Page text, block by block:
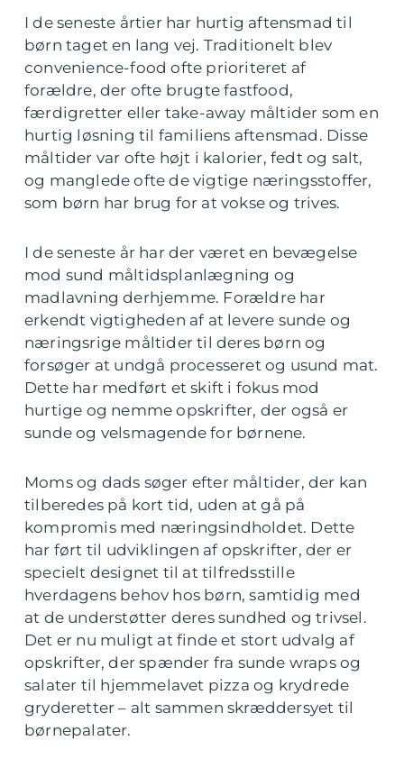
I de seneste årtier har hurtig aftensmad til
børn taget en lang vej. Traditionelt blev
convenience-food ofte prioriteret af
forældre, der ofte brugte fastfood,
færdigretter eller take-away måltider som en
hurtig løsning til familiens aftensmad. Disse
måltider var ofte højt i kalorier, fedt og salt,
og manglede ofte de vigtige næringsstoffer,
som børn har brug for at vokse og trives.
I de seneste år har der været en bevægelse
mod sund måltidsplanlægning og
madlavning derhjemme. Forældre har
erkendt vigtigheden af at levere sunde og
næringsrige måltider til deres børn og
forsøger at undgå processeret og usund mat.
Dette har medført et skift i fokus mod
hurtige og nemme opskrifter, der også er
sunde og velsmagende for børnene.
Moms og dads søger efter måltider, der kan
tilberedes på kort tid, uden at gå på
kompromis med næringsindholdet. Dette
har ført til udviklingen af opskrifter, der er
specielt designet til at tilfredsstille
hverdagens behov hos børn, samtidig med
at de understøtter deres sundhed og trivsel.
Det er nu muligt at finde et stort udvalg af
opskrifter, der spænder fra sunde wraps og
salater til hjemmelavet pizza og krydrede
gryderetter – alt sammen skræddersyet til
børnepalater.